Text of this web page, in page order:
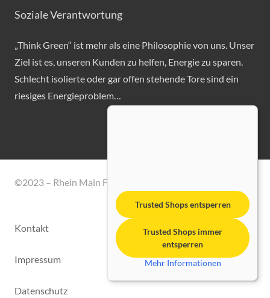
Soziale Verantwortung
„Think Green“ ist mehr als eine Philosophie von uns. Unser
Ziel ist es, unseren Kunden zu helfen, Energie zu sparen.
Schlecht isolierte oder gar offen stehende Tore sind ein
riesiges Energieproblem…
©2023 – Rhein Main Fördertechnik GmbH
Kontakt
Impressum
Datenschutz
Trusted Shops entsperren
Trusted Shops immer
entsperren
Mehr Informationen